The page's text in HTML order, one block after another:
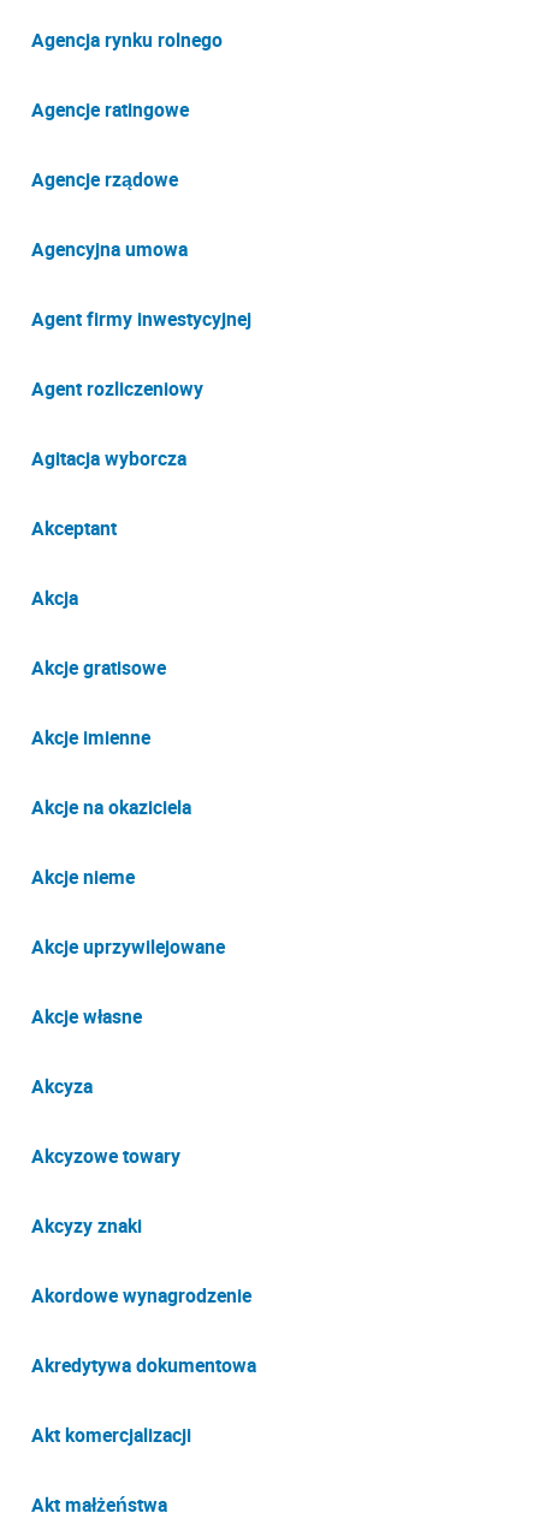
Agencja rynku rolnego
Agencje ratingowe
Agencje rządowe
Agencyjna umowa
Agent firmy inwestycyjnej
Agent rozliczeniowy
Agitacja wyborcza
Akceptant
Akcja
Akcje gratisowe
Akcje imienne
Akcje na okaziciela
Akcje nieme
Akcje uprzywilejowane
Akcje własne
Akcyza
Akcyzowe towary
Akcyzy znaki
Akordowe wynagrodzenie
Akredytywa dokumentowa
Akt komercjalizacji
Akt małżeństwa